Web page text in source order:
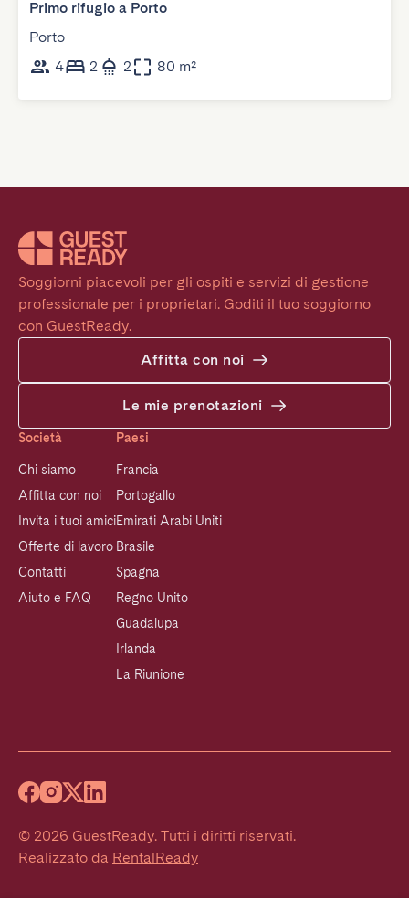
Primo rifugio a Porto
Porto
4
2 2 80 m²
Soggiorni piacevoli per gli ospiti e servizi di gestione
professionale per i proprietari. Goditi il tuo soggiorno
con GuestReady.
Affitta con noi
Le mie prenotazioni
Società
Chi siamo
Affitta con noi
Invita i tuoi amici
Offerte di lavoro
Contatti
Aiuto e FAQ
Paesi
Francia
Portogallo
Emirati Arabi Uniti
Brasile
Spagna
Regno Unito
Guadalupa
Irlanda
La Riunione
© 2026 GuestReady. Tutti i diritti riservati.
Realizzato da RentalReady